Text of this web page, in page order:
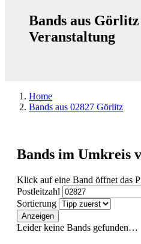
Bands aus
Veranstaltung
Home
Bands aus 02827 Görlitz
Bands im Umkreis
Klick auf eine Band öffnet das
Postleitzahl
Sortierung
Anzeigen
Leider keine Bands gefunden…